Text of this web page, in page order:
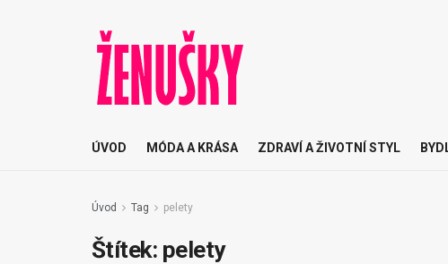
ÚVOD MÓDA A KRÁSA ZDRAVÍ A ŽIVOTNÍ STYL
Úvod Tag pelety
Štítek: pelety